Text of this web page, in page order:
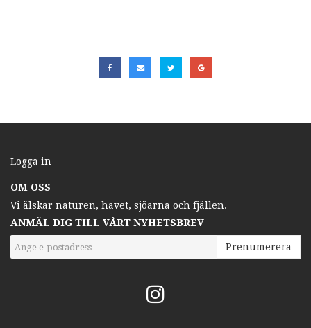
Logga in
OM OSS
Vi älskar naturen, havet, sjöarna och fjällen.
ANMÄL DIG TILL VÅRT NYHETSBREV
Prenumerera